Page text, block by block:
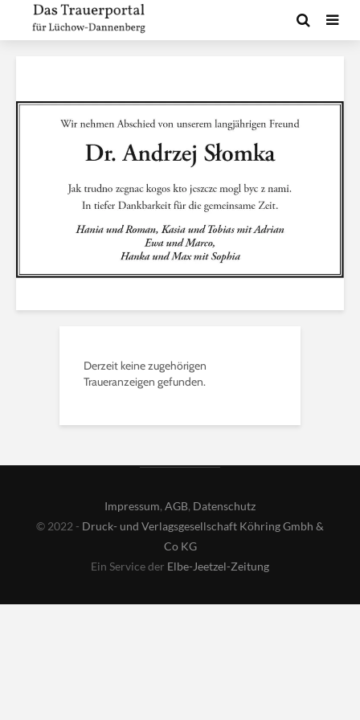
Derzeit keine zugehörigen
Traueranzeigen gefunden.
Impressum,AGB, Datenschutz
© 2022 - Druck- und Verlagsgesellschaft Köhring Gmbh &
Co KG
Ein Service der Elbe-Jeetzel-Zeitung